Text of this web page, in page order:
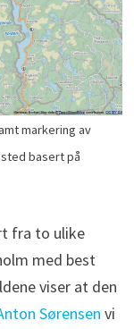
markering av
basert på
fra to ulike
med best
viser at den
Sørensen vi